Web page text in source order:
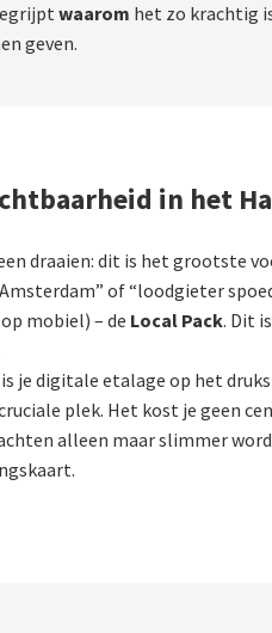
waarom het zo krachtig
geven.
in het
draaien: dit is het grootste
of “loodgieter
mobiel) – de Local Pack. Dit
je digitale etalage op het
plek. Het kost je geen
alleen maar slimmer